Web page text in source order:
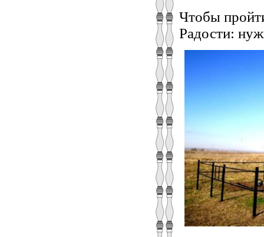
Чтобы
Радости: